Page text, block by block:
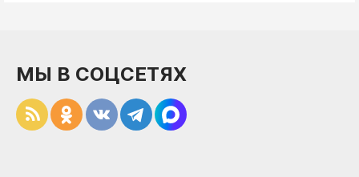
МЫ В СОЦСЕТЯХ